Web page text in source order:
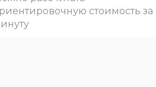
стоимость за